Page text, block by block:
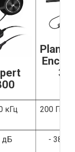
кГц 200 Гц -
дБ - 38 ±